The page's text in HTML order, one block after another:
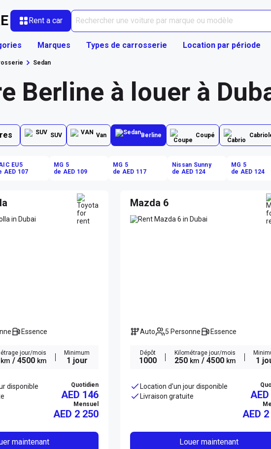
Rent a car
Marques Types de carrosserie Location par période
Sedan
Berline à louer à
SUV Van Berline Coupé
EU5
AED 107
MG 5
de AED 109
MG 5
de AED 117
Nissan Sunny
de AED 124
MG 5
de AED 124
Essence
jour/mois
km / 4500 km
Minimum
1 jour
disponible
Quotidien
AED 146
Mensuel
AED 2 250
maintenant
Mazda 6
Auto 5 Personne Essence
Dépôt
1000
Kilométrage jour/mois
250 km / 4500 km 1
Location d'un jour disponible
Livraison gratuite
AED
Louer maintenant